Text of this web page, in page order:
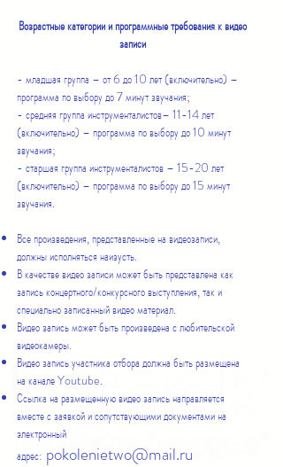
Возрастные категории и программные требования к видео
записи
- младшая группа – от 6 до 10 лет (включительно) –
программа по выбору до 7 минут звучания;
- средняя группа инструменталистов– 11-14 лет
(включительно) – программа по выбору до 10 минут
звучания;
- старшая группа инструменталистов – 15-20 лет
(включительно) – программа по выбору до 15 минут
звучания.
Все произведения, представленные на видеозаписи,
должны исполняться наизусть.
В качестве видео записи может быть представлена как
запись концертного/конкурсного выступления, так и
специально записанный видео материал.
Видео запись может быть произведена с любительской
видеокамеры.
Видео запись участника отбора должна быть размещена
на канале Youtube.
Ссылка на размещенную видео запись направляется
вместе с заявкой и сопутствующими документами на
электронный
адрес: pokolenietwo@mail.ru